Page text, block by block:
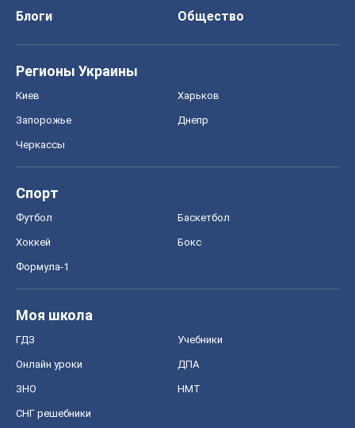
Блоги
Общество
Регионы Украины
Киев Харьков
Запорожье Днепр
Черкассы
Спорт
Футбол Баскетбол
Хоккей Бокс
Формула-1
Моя школа
ГДЗ Учебники
Онлайн уроки ДПА
ЗНО НМТ
СНГ решебники